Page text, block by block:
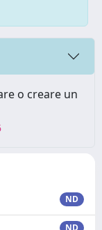
o creare un
ND